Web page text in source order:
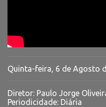
Quinta-feira, 6 de Agosto
Diretor: Paulo Jorge
Periodicidade: Diária